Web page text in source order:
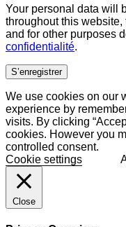
Your personal data will
throughout this
and for other purposes
confidentialité.
S’enregistrer
We use cookies on our
experience by
visits. By clicking
cookies. However you
controlled consent.
Cookie settings
Close